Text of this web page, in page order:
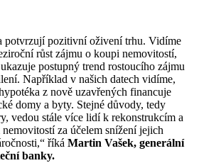
potvrzují pozitivní oživení trhu. Vidíme
růst zájmu o koupi nemovitostí,
postupný trend rostoucího zájmu
Například v našich datech vidíme,
z nově uzavřených financuje
domy a byty. Stejné důvody, tedy
vedou stále více lidí k rekonstrukcím a
za účelem snížení jejich
říká Martin Vašek, generální
banky.